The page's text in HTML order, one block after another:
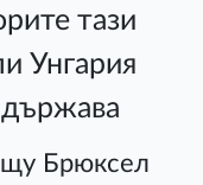
тази
Унгария
Брюксел